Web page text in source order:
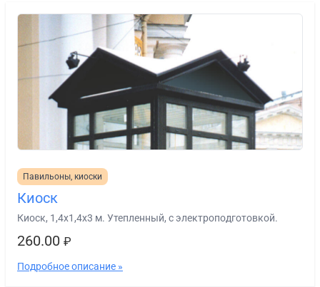
Павильоны, киоски
Киоск
Киоск, 1,4х1,4х3 м. Утепленный, с электроподготовкой.
260.00 ₽
Подробное описание »